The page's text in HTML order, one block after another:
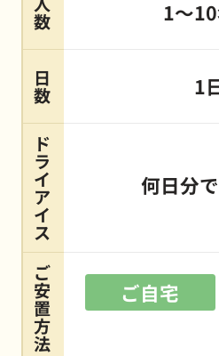
数 1～
日
数 1
ド
ラ
イ
ア
イ
ス
何日分
ご
安
置
方
法
ご自宅